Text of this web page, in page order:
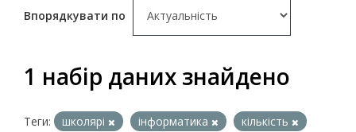
Впорядкувати по
1 набір даних знайдено
Теги: школярі інформатика
кількість